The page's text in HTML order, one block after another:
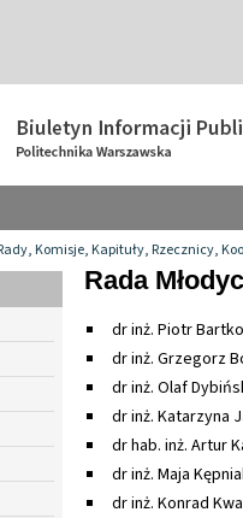
Komisje, Kapituły, Rzecznicy,
Rada
dr inż. Piotr
dr inż. Grzegorz
dr inż. Olaf
dr inż. Katarzyna
dr hab. inż. Artur
dr inż. Maja
dr inż. Konrad